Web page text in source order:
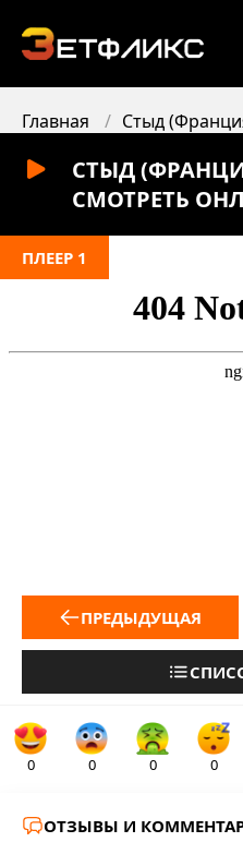
Главная Стыд
СТЫД
СМОТРЕТЬ
ПЛЕЕР 1
ПРЕДЫДУЩАЯ
0 0 0 0
ОТЗЫВЫ И